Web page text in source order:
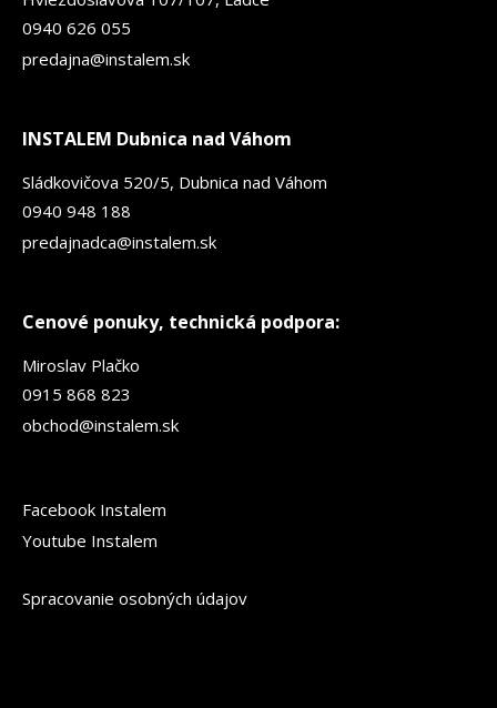
0940 626 055
predajna@instalem.sk
INSTALEM Dubnica nad Váhom
Sládkovičova 520/5, Dubnica nad Váhom
0940 948 188
predajnadca@instalem.sk
Cenové ponuky, technická podpora:
Miroslav Plačko
0915 868 823
obchod@instalem.sk
Facebook Instalem
Youtube Instalem
Spracovanie osobných údajov